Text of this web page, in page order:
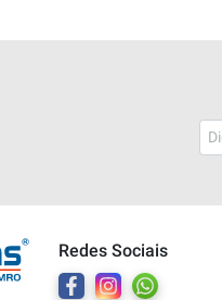
Redes Sociais